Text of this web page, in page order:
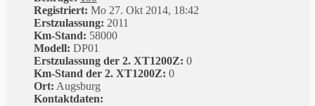
Registriert: Mo 27. Okt 2014, 18:42
Erstzulassung: 2011
Km-Stand: 58000
Modell: DP01
Erstzulassung der 2. XT1200Z: 0
Km-Stand der 2. XT1200Z: 0
Ort: Augsburg
Kontaktdaten: